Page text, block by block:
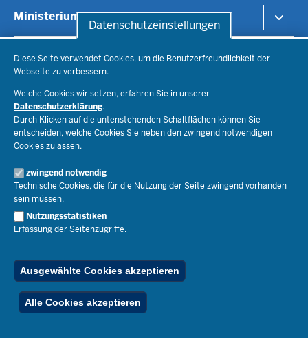
Datenschutzeinstellungen
Diese Seite verwendet Cookies, um die Benutzerfreundlichkeit der
Webseite zu verbessern.
Welche Cookies wir setzen, erfahren Sie in unserer
Datenschutzerklärung.
Durch Klicken auf die untenstehenden Schaltflächen können Sie
entscheiden, welche Cookies Sie neben den zwingend notwendigen
Cookies zulassen.
zwingend notwendig
Technische Cookies, die für die Nutzung der Seite zwingend vorhanden
sein müssen.
Nutzungsstatistiken
Erfassung der Seitenzugriffe.
Ausgewählte Cookies akzeptieren
Alle Cookies akzeptieren
Lehrkräfte
Recht
Schulleben
Ministerium
Staatssekretär Dr. Urban Mauer
Open Government
Bibliothek
Veranstaltungen
Geschäftsbereich
Karriere.MSB
Presse
Pressefotos
Social Media
Pressekontakt
Service
Schule(n) suchen
Kontakt
Impressum
Publikationen
RSS-Feed
Ferienordnung
Spezialangebote
Amtsblatt abonnieren
© 2026 Bildungsportal NRW
Below
Footer
Inhalt Impressum